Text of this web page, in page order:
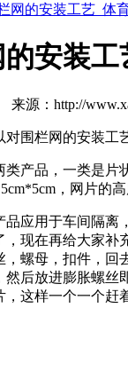
网的安装工艺_体
的安装
来源：http://
围栏网的安装
类产品，一类是片
，网片的
品应用于车间隔
现在再给大家
螺母，扣件，
后放进膨胀螺
这样一个一个赶